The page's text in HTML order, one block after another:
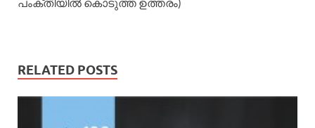
പംക്തിയില്‍ കൊടുത്ത ഉത്തരം)
RELATED POSTS